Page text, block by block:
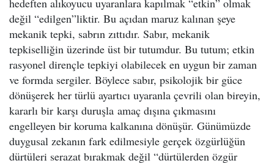
hedeften alıkoyucu uyaranlara kapılmak “etkin” olmak
değil “edilgen”liktir. Bu açıdan maruz kalınan şeye
mekanik tepki, sabrın zıttıdır. Sabır, mekanik
tepkiselliğin üzerinde üst bir tutumdur. Bu tutum; etkin
rasyonel dirençle tepkiyi olabilecek en uygun bir zaman
ve formda sergiler. Böylece sabır, psikolojik bir güce
dönüşerek her türlü ayartıcı uyaranla çevrili olan bireyin,
kararlı bir karşı duruşla amaç dışına çıkmasını
engelleyen bir koruma kalkanına dönüşür. Günümüzde
duygusal zekanın fark edilmesiyle gerçek özgürlüğün
dürtüleri serazat bırakmak değil “dürtülerden özgür